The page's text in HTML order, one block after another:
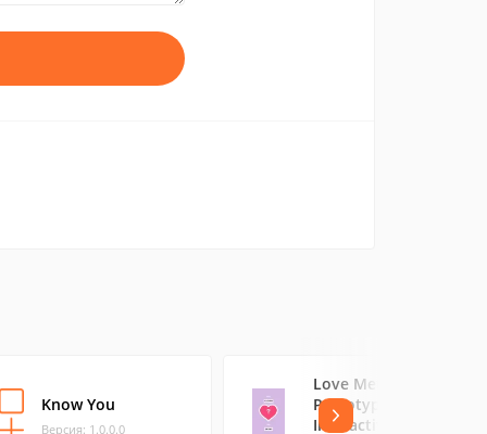
Know You
Версия: 1.0.0.0
Love Meter от
Prototype
Interactive